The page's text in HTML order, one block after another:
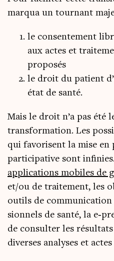
mar­qua un tour­nant
le consen­te­ment
aux actes et
proposés
le droit du patient
état de santé.
Mais le droit n’a pas été
trans­for­ma­tion. Les
qui favo­risent la mise en
par­ti­ci­pa­tive sont
appli­ca­tions mobiles de
et/ou de trai­te­ment, les
outils de
sion­nels de san­té, la
de consul­ter les
diverses ana­lyses et